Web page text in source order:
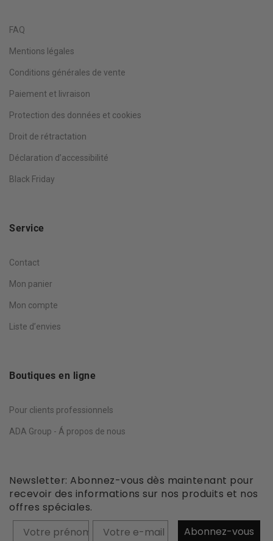
FAQ
Mentions légales
Conditions générales de vente
Paiement et livraison
Protection des données et cookies
Droit de rétractation
Déclaration d’accessibilité
Black Friday
Service
Contact
Mon panier
Mon compte
Liste d’envies
Boutiques en ligne
Pour clients professionnels
ADA Group - Á propos de nous
Newsletter: Abonnez-vous dès maintenant pour
recevoir des informations sur nos produits et nos
offres spéciales.
Prénom
Abonnez-vous